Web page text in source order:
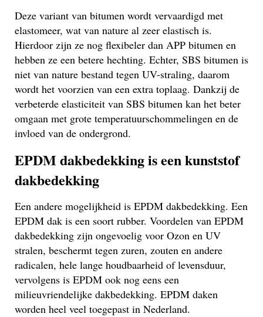
Deze variant van bitumen wordt vervaardigd met
elastomeer, wat van nature al zeer elastisch is.
Hierdoor zijn ze nog flexibeler dan APP bitumen en
hebben ze een betere hechting. Echter, SBS bitumen is
niet van nature bestand tegen UV-straling, daarom
wordt het voorzien van een extra toplaag. Dankzij de
verbeterde elasticiteit van SBS bitumen kan het beter
omgaan met grote temperatuurschommelingen en de
invloed van de ondergrond.
EPDM dakbedekking is een kunststof
dakbedekking
Een andere mogelijkheid is EPDM dakbedekking. Een
EPDM dak is een soort rubber. Voordelen van EPDM
dakbedekking zijn ongevoelig voor Ozon en UV
stralen, beschermt tegen zuren, zouten en andere
radicalen, hele lange houdbaarheid of levensduur,
vervolgens is EPDM ook nog eens een
milieuvriendelijke dakbedekking. EPDM daken
worden heel veel toegepast in Nederland.